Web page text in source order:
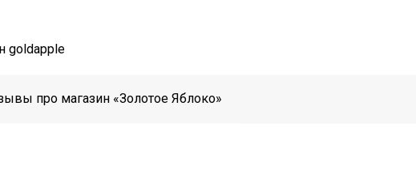
goldapple
про магазин «Золотое Яблоко»